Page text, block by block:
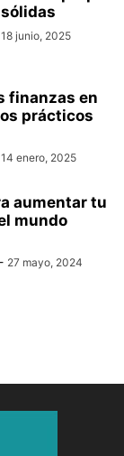
18 junio, 2025
finanzas en
prácticos
14 enero, 2025
aumentar tu
mundo
- 27 mayo, 2024